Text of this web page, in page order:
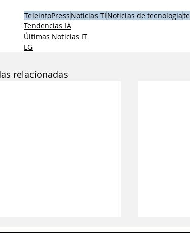
TeleinfoPress Noticias TI Noticias de tecnologia
Tendencias IA
Últimas Noticias IT
LG
relacionadas